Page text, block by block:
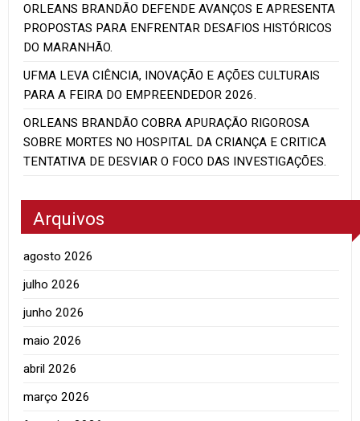
ORLEANS BRANDÃO DEFENDE AVANÇOS E APRESENTA
PROPOSTAS PARA ENFRENTAR DESAFIOS HISTÓRICOS
DO MARANHÃO.
UFMA LEVA CIÊNCIA, INOVAÇÃO E AÇÕES CULTURAIS
PARA A FEIRA DO EMPREENDEDOR 2026.
ORLEANS BRANDÃO COBRA APURAÇÃO RIGOROSA
SOBRE MORTES NO HOSPITAL DA CRIANÇA E CRITICA
TENTATIVA DE DESVIAR O FOCO DAS INVESTIGAÇÕES.
Arquivos
agosto 2026
julho 2026
junho 2026
maio 2026
abril 2026
março 2026